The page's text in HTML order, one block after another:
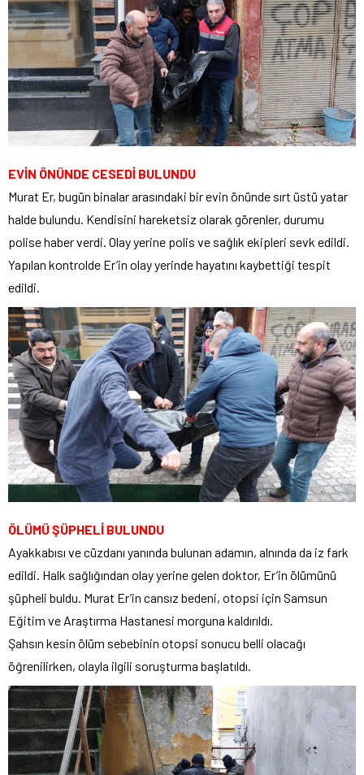
EVİN ÖNÜNDE CESEDİ BULUNDU
Murat Er, bugün binalar arasındaki bir evin önünde sırt üstü yatar
halde bulundu. Kendisini hareketsiz olarak görenler, durumu
polise haber verdi. Olay yerine polis ve sağlık ekipleri sevk edildi.
Yapılan kontrolde Er’in olay yerinde hayatını kaybettiği tespit
edildi.
ÖLÜMÜ ŞÜPHELİ BULUNDU
Ayakkabısı ve cüzdanı yanında bulunan adamın, alnında da iz fark
edildi. Halk sağlığından olay yerine gelen doktor, Er’in ölümünü
şüpheli buldu. Murat Er’in cansız bedeni, otopsi için Samsun
Eğitim ve Araştırma Hastanesi morguna kaldırıldı.
Şahsın kesin ölüm sebebinin otopsi sonucu belli olacağı
öğrenilirken, olayla ilgili soruşturma başlatıldı.